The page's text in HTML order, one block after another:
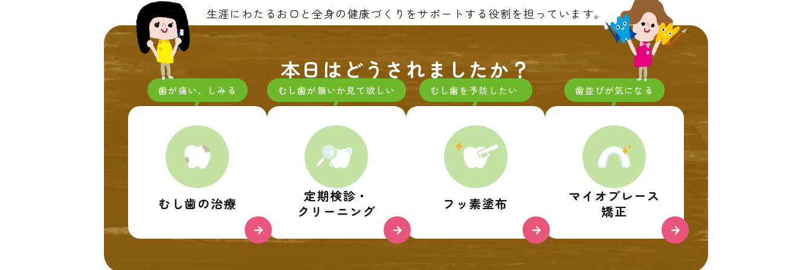
生涯にわたるお口と全身の健康づくりをサポートする役割を担っています。
本日はどうされましたか？
歯が痛い、しみる
むし歯の治療
むし歯が無いか見て欲しい
定期検診・
クリーニング
むし歯を予防したい
フッ素塗布
歯並びが気になる
マイオブレース
矯正